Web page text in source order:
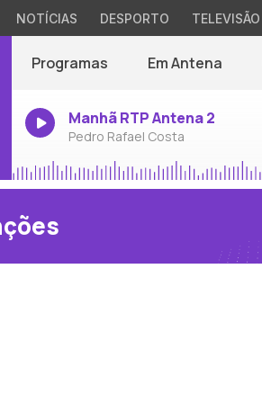
NOTÍCIAS DESPORTO TELEVISÃO
Programas Em Antena
Manhã RTP Antena 2
Pedro Rafael Costa